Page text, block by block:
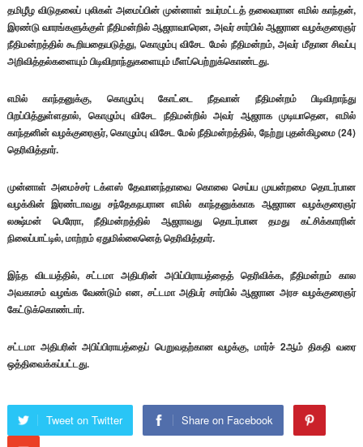
தமிழீழ விடுதலைப் புலிகள் அமைப்பின் முன்னாள் உயர்மட்டத் தலைவரான எமில் காந்தன்,
இரண்டு வாரங்களுக்குள் நீதிமன்றில் ஆஜராவாரென, அவர் சார்பில் ஆஜரான வழக்குரைஞர்
நீதிமன்றத்தில் கூறியதையடுத்து, கொழும்பு விசேட மேல் நீதிமன்றம், அவர் மீதான சிவப்பு
அறிவித்தல்களையும் பிடிவிறாந்துகளையும் மீளப்பெற்றுக்கொண்டது.
எமில் காந்தனுக்கு, கொழும்பு கோட்டை நீதவான் நீதிமன்றம் பிடிவிறாந்து
பிறப்பித்துள்ளதால், கொழும்பு விசேட நீதிமன்றில் அவர் ஆஜராக முடியாதென, எமில்
காந்தனின் வழக்குரைஞர், கொழும்பு விசேட மேல் நீதிமன்றத்தில், நேற்று புதன்கிழமை (24)
தெரிவித்தார்.
முன்னாள் அமைச்சர் டக்ளஸ் தேவானந்தாவை கொலை செய்ய முயன்றமை தொடர்பான
வழக்கின் இரண்டாவது சந்தேகநபரான எமில் காந்தனுக்காக ஆஜரான வழக்குரைஞர்
லக்ஷ்மன் பெரேரா, நீதிமன்றத்தில் ஆஜராவது தொடர்பான தமது கட்சிக்காரரின்
நிலைப்பாட்டில், மாற்றம் ஏதுமில்லைனெத் தெரிவித்தார்.
இந்த விடயத்தில், சட்டமா அதிபரின் அபிப்பிராயத்தைத் தெரிவிக்க, நீதிமன்றம் கால
அவகாசம் வழங்க வேண்டும் என, சட்டமா அதிபர் சார்பில் ஆஜரான அரச வழக்குரைஞர்
கேட்டுக்கொண்டார்.
சட்டமா அதிபரின் அபிப்பிராயத்தைப் பெறுவதற்கான வழக்கு, மார்ச் 2ஆம் திகதி வரை
ஒத்திவைக்கப்பட்டது.
Tweet on Twitter Share on Facebook